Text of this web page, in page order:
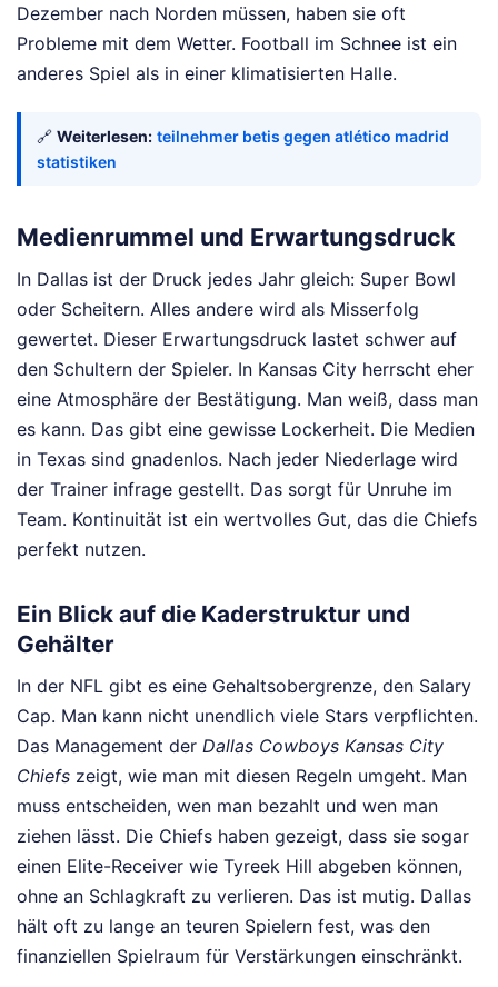
Dezember nach Norden müssen, haben sie oft
Probleme mit dem Wetter. Football im Schnee ist ein
anderes Spiel als in einer klimatisierten Halle.
🔗 Weiterlesen: teilnehmer betis gegen atlético madrid
statistiken
Medienrummel und Erwartungsdruck
In Dallas ist der Druck jedes Jahr gleich: Super Bowl
oder Scheitern. Alles andere wird als Misserfolg
gewertet. Dieser Erwartungsdruck lastet schwer auf
den Schultern der Spieler. In Kansas City herrscht eher
eine Atmosphäre der Bestätigung. Man weiß, dass man
es kann. Das gibt eine gewisse Lockerheit. Die Medien
in Texas sind gnadenlos. Nach jeder Niederlage wird
der Trainer infrage gestellt. Das sorgt für Unruhe im
Team. Kontinuität ist ein wertvolles Gut, das die Chiefs
perfekt nutzen.
Ein Blick auf die Kaderstruktur und
Gehälter
In der NFL gibt es eine Gehaltsobergrenze, den Salary
Cap. Man kann nicht unendlich viele Stars verpflichten.
Das Management der Dallas Cowboys Kansas City
Chiefs zeigt, wie man mit diesen Regeln umgeht. Man
muss entscheiden, wen man bezahlt und wen man
ziehen lässt. Die Chiefs haben gezeigt, dass sie sogar
einen Elite-Receiver wie Tyreek Hill abgeben können,
ohne an Schlagkraft zu verlieren. Das ist mutig. Dallas
hält oft zu lange an teuren Spielern fest, was den
finanziellen Spielraum für Verstärkungen einschränkt.